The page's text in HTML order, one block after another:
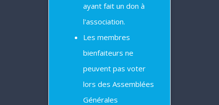
ayant fait un don à
l'association.
Les membres
bienfaiteurs ne
peuvent pas voter
lors des Assemblées
Générales